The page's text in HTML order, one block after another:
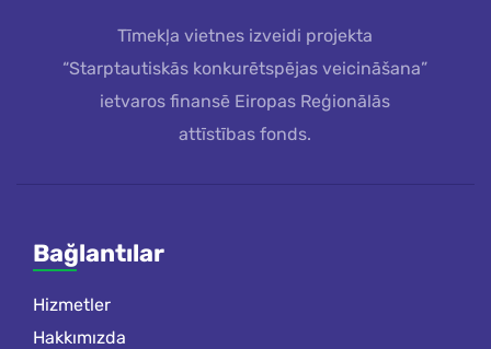
Tīmekļa vietnes izveidi projekta
“Starptautiskās konkurētspējas veicināšana”
ietvaros finansē Eiropas Reģionālās
attīstības fonds.
Bağlantılar
Hizmetler
Hakkımızda